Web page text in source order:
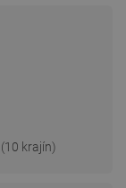
(10 krajín)